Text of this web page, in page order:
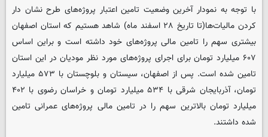
با توجه به نمودار آخرین وضعیت تامین اعتبار پروژه‌های طرح نشان دار
کردن مالیات‌ها(تا تاریخ ۲۸ اسفند ماه) شاهد هستیم که استان اصفهان
بیشتری سهم را تامین مالی پروژه‌های خود داشته است و براین اساس
۶۰۷ میلیارد تومان برای اجرای پروژه‌های مورد نظر مودیان در این استان
تامین شده است. پس از اصفهان، سیستان و بلوچستان با ۵۷۳ میلیارد
تومان، آذربایجان شرقی با ۵۳۴ میلیارد تومان و خراسان رضوی با ۴۰۲
میلیارد تومان بالاترین سهم را در تامین مالی پروژه‌های عمرانی تامین
شده داشتند.